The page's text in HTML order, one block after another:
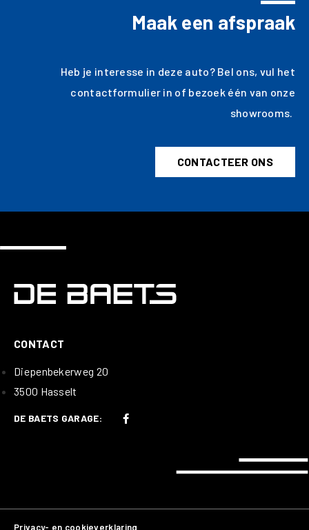
Maak een afspraak
Heb je interesse in deze auto? Bel ons, vul het
contactformulier in of bezoek één van onze
showrooms.
CONTACTEER ONS
CONTACT
Diepenbekerweg 20
3500 Hasselt
DE BAETS GARAGE:
Privacy- en cookieverklaring